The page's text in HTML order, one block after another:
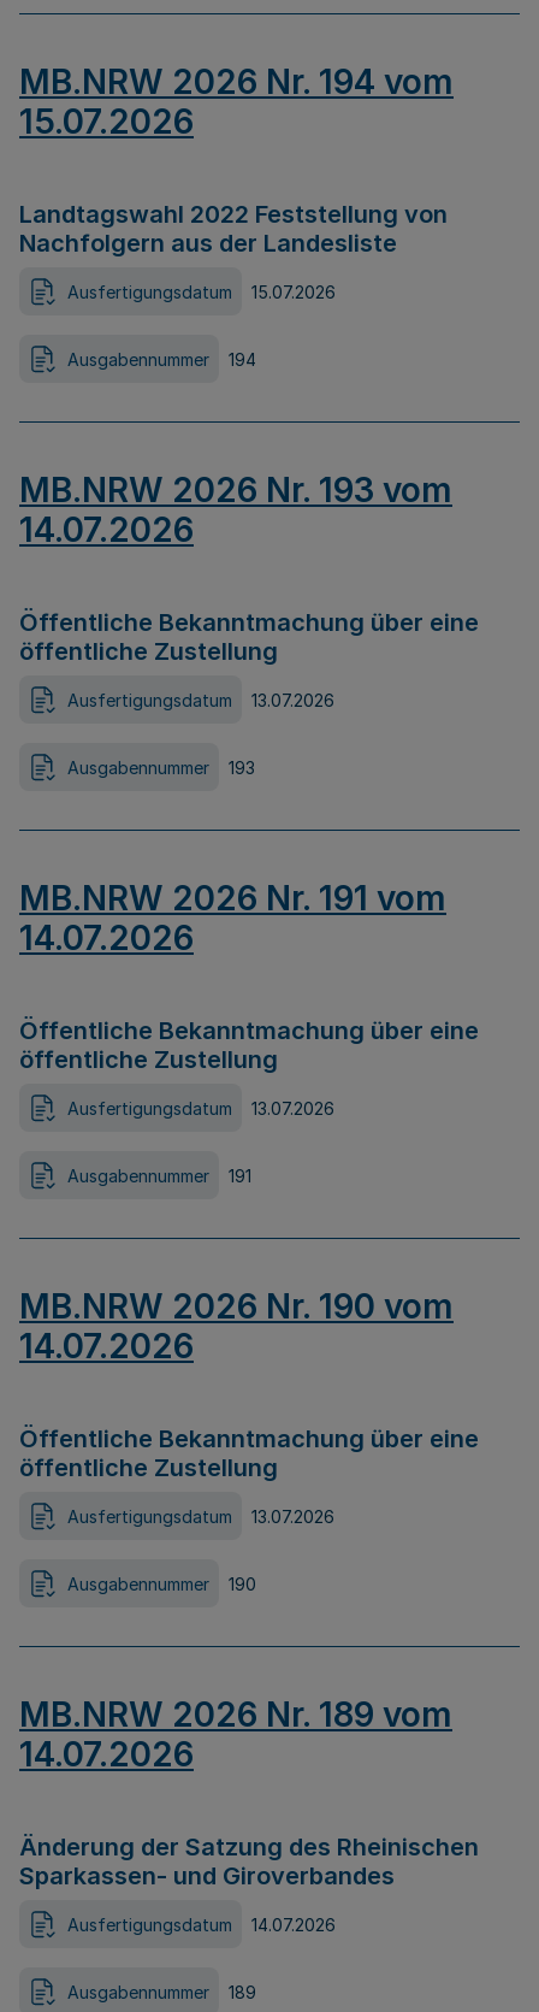
MB.NRW 2026 Nr. 194 vom
15.07.2026
Landtagswahl 2022 Feststellung von
Nachfolgern aus der Landesliste
Ausfertigungsdatum 15.07.2026
Ausgabennummer 194
MB.NRW 2026 Nr. 193 vom
14.07.2026
Öffentliche Bekanntmachung über eine
öffentliche Zustellung
Ausfertigungsdatum 13.07.2026
Ausgabennummer 193
MB.NRW 2026 Nr. 191 vom
14.07.2026
Öffentliche Bekanntmachung über eine
öffentliche Zustellung
Ausfertigungsdatum 13.07.2026
Ausgabennummer 191
MB.NRW 2026 Nr. 190 vom
14.07.2026
Öffentliche Bekanntmachung über eine
öffentliche Zustellung
Ausfertigungsdatum 13.07.2026
Ausgabennummer 190
MB.NRW 2026 Nr. 189 vom
14.07.2026
Änderung der Satzung des Rheinischen
Sparkassen- und Giroverbandes
Ausfertigungsdatum 14.07.2026
Ausgabennummer 189